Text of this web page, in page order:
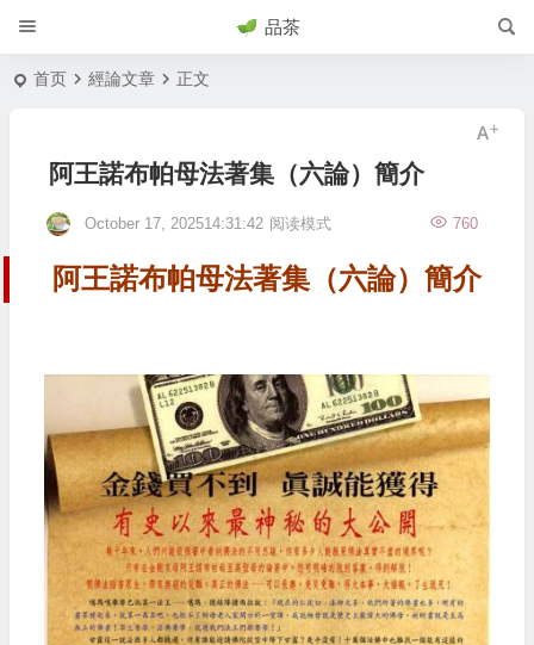
品茶
首页 經論文章 正文
阿王諾布帕母法著集（六論）簡介
October 17, 202514:31:42 760
阅读模式
阿王諾布帕母法著集（六論）簡介